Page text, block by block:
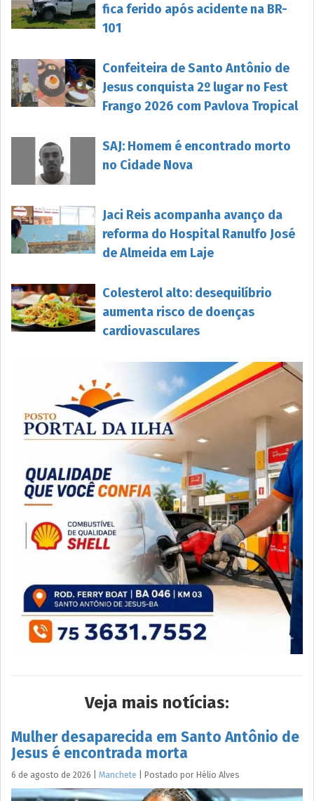
fica ferido após acidente na BR-
101
Confeiteira de Santo Antônio de
Jesus conquista 2º lugar no Fest
Frango 2026 com Pavlova Tropical
SAJ: Homem é encontrado morto
no Cidade Nova
Jaci Reis acompanha avanço da
reforma do Hospital Ranulfo José
de Almeida em Laje
Colesterol alto: desequilíbrio
aumenta risco de doenças
cardiovasculares
Veja mais notícias:
Mulher desaparecida em Santo Antônio de
Jesus é encontrada morta
6 de agosto de 2026 Manchete Postado por Hélio Alves